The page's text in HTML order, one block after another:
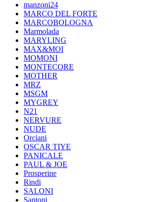
manzoni24
MARCO DEL FORTE
MARCOBOLOGNA
Marmolada
MARYLING
MAX&MOI
MOMONI
MONTECORE
MOTHER
MRZ
MSGM
MYGREY
N21
NERVURE
NUDE
Orciani
OSCAR TIYE
PANICALE
PAUL & JOE
Prosperine
Rindi
SALONI
Santoni